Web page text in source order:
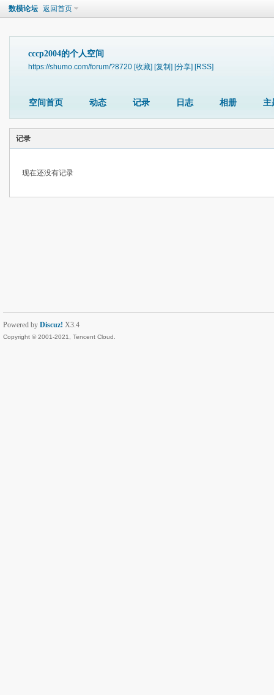
数模论坛 返回首页
cccp2004的个人空间
https://shumo.com/forum/?8720 [收藏] [复制] [分享] [RSS]
空间首页 动态 记录 日志 相册 主
记录
现在还没有记录
Powered by Discuz! X3.4
Copyright © 2001-2021, Tencent Cloud.